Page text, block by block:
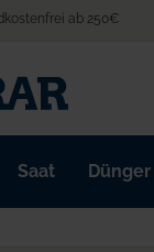
ab 250€
Saat Dünger